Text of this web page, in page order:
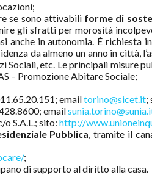
se sono attivabili forme di
gli sfratti per morosità
anche in autonomia. È richiesta
da almeno un anno in città,
Sociali, etc. Le principali misure
– Promozione Abitare Sociale;
emailtorino@sicet.it;
email
S.A.L.; sito: http://
Pubblica, tramite il
;
di supporto al diritto alla casa.